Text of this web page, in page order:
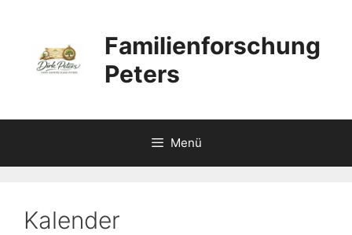
springen
Familienforschung
Peters
Menü
Kalender